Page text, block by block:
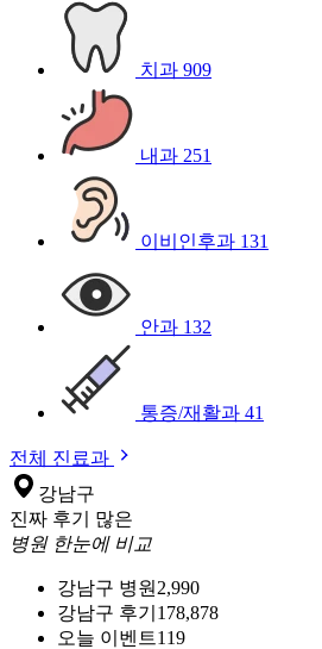
치과 909
내과 251
이비인후과 131
안과 132
통증/재활과 41
전체 진료과
강남구
진짜 후기 많은
병원 한눈에 비교
강남구 병원 2,990
강남구 후기 178,878
오늘 이벤트119